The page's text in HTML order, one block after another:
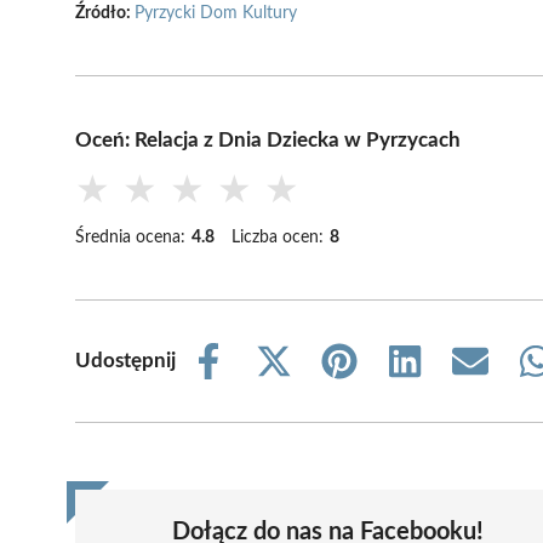
Źródło: Pyrzycki Dom Kultury
Oceń: Relacja z Dnia Dziecka w Pyrzycach
★ ★ ★ ★ ★
Średnia ocena: 4.8 Liczba ocen: 8
Udostępnij
Share
Share
(Twitter)
Share
Share
Share
Dołącz do nas na Facebooku!